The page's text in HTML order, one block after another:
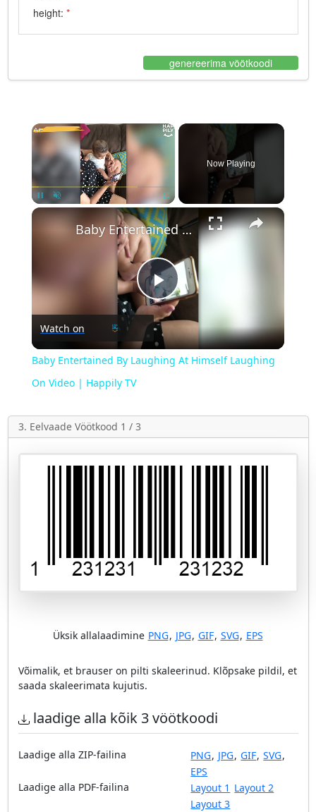
height: *
genereerima vöötkoodi
×
Now Playing
×
Play
Video
Baby Entertained By Laughing At Himself Laughing On Video | Happily TV
Watch on
Baby Entertained By Laughing At Himself Laughing
On Video | Happily TV
3. Eelvaade Vöötkood 1 / 3
Üksik allalaadimine PNG, JPG, GIF, SVG, EPS
Võimalik, et brauser on pilti skaleerinud. Klõpsake pildil, et
saada skaleerimata kujutis.
laadige alla kõik 3 vöötkoodi
Laadige alla ZIP-failina PNG, JPG, GIF, SVG,
EPS
Laadige alla PDF-failina
Layout 1 Layout 2
Layout 3